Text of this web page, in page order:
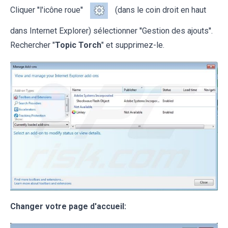
Cliquer ''l'icône roue'' (dans le coin droit en haut
dans Internet Explorer) sélectionner ''Gestion des ajouts''.
Rechercher "Topic Torch" et supprimez-le.
Changer votre page d'accueil: